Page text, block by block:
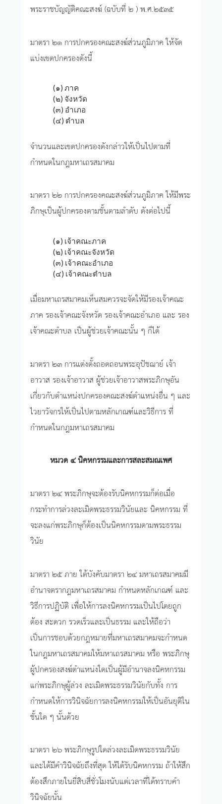
พระราชบัญญัติคณะสงฆ์ (ฉบับที่ ๒ ) พ.ศ.๒๕๓๕
มาตรา ๒๑ การปกครองคณะสงฆ์ส่วนภูมิภาค ให้จัด
แบ่งเขตปกครองดังนี้
(๑) ภาค
(๒) จังหวัด
(๓) อำเภอ
(๔) ตำบล
จำนวนและเขตปกครองดังกล่าวให้เป็นไปตามที่
กำหนดในกฎมหาเถรสมาคม
มาตรา ๒๒ การปกครองคณะสงฆ์ส่วนภูมิภาค ให้มีพระ
ภิกษุเป็นผู้ปกครองตามชั้นตามลำดับ ดังต่อไปนี้
(๑) เจ้าคณะภาค
(๒) เจ้าคณะจังหวัด
(๓) เจ้าคณะอำเภอ
(๔) เจ้าคณะตำบล
เมื่อมหาเถรสมาคมเห็นสมควรจะจัดให้มีรองเจ้าคณะ
ภาค รองเจ้าคณะจังหวัด รองเจ้าคณะอำเภอ และ รอง
เจ้าคณะตำบล เป็นผู้ช่วยเจ้าคณะนั้น ๆ ก็ได้
มาตรา ๒๓ การแต่งตั้งถอดถอนพระอุปัชฌาย์ เจ้า
อาวาส รองเจ้าอาวาส ผู้ช่วยเจ้าอาวาสพระภิกษุอัน
เกี่ยวกับตำแหน่งปกครองคณะสงฆ์ตำแหน่งอื่น ๆ และ
ไวยาวัจกรให้เป็นไปตามหลักเกณฑ์และวิธีการ ที่
กำหนดในกฎมหาเถรสมาคม
หมวด ๔ นิคหกรรมและการสละสมณเพศ
มาตรา ๒๔ พระภิกษุจะต้องรับนิคหกรรมก็ต่อเมื่อ
กระทำการล่วงละเมิดพระธรรมวินัยและ นิคหกรรม ที่
จะลงแก่พระภิกษุก็ต้องเป็นนิคหกรรมตามพระธรรม
วินัย
มาตรา ๒๕ ภาย ใต้บังคับมาตรา ๒๔ มหาเถรสมาคมมี
อำนาจตรากฎมหาเถรสมาคม กำหนดหลักเกณฑ์ และ
วิธีการปฏิบัติ เพื่อให้การลงนิคหกรรมเป็นไปโดยถูก
ต้อง สะดวก รวดเร็วและเป็นธรรม และให้ถือว่า
เป็นการชอบด้วยกฎหมายที่มหาเถรสมาคมจะกำหนด
ในกฎมหาเถรสมาคมให้มหาเถรสมาคม หรือ พระภิกษุ
ผู้ปกครองสงฆ์ตำแหน่งใดเป็นผู้มีอำนาจลงนิคหกรรม
แก่พระภิกษุผู้ล่วง ละเมิดพระธรรมวินัยกับทั้ง การ
กำหนดให้การวินิจฉัยการลงนิคหกรรมให้เป็นอันยุติใน
ชั้นใด ๆ นั้นด้วย
มาตรา ๒๖ พระภิกษุรูปใดล่วงละเมิดพระธรรมวินัย
และได้มีคำวินิจฉัยถึงที่สุด ให้ได้รับนิคหกรรม ถ้าให้สึก
ต้องสึกภายในยี่สิบสี่ชั่วโมงนับแต่เวลาที่ได้ทราบคำ
วินิจฉัยนั้น